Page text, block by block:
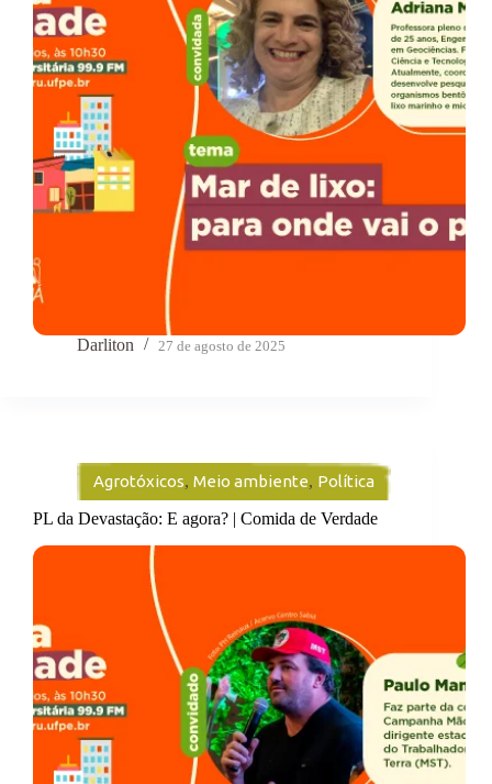
Darliton 27 de agosto de 2025
Agrotóxicos, Meio ambiente, Política
PL da Devastação: E agora? | Comida de Verdade